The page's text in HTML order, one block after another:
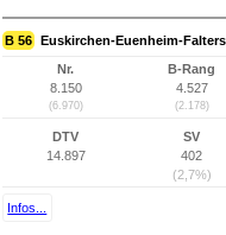
B 56 Euskirchen-Euenheim-
Nr.
8.150
(6.970)
B-Rang
4.527
(2.178)
DTV
14.897
SV
402
(2,7%)
Infos...